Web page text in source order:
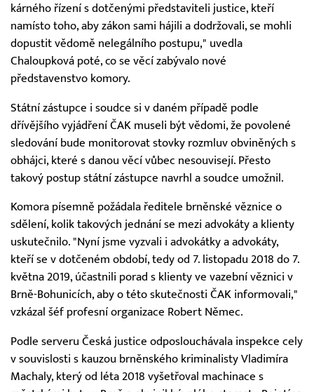
kárného řízení s dotčenými představiteli justice, kteří
namísto toho, aby zákon sami hájili a dodržovali, se mohli
dopustit vědomě nelegálního postupu," uvedla
Chaloupková poté, co se věcí zabývalo nové
představenstvo komory.
Státní zástupce i soudce si v daném případě podle
dřívějšího vyjádření ČAK museli být vědomi, že povolené
sledování bude monitorovat stovky rozmluv obviněných s
obhájci, které s danou věcí vůbec nesouvisejí. Přesto
takový postup státní zástupce navrhl a soudce umožnil.
Komora písemně požádala ředitele brněnské věznice o
sdělení, kolik takových jednání se mezi advokáty a klienty
uskutečnilo. "Nyní jsme vyzvali i advokátky a advokáty,
kteří se v dotčeném období, tedy od 7. listopadu 2018 do 7.
května 2019, účastnili porad s klienty ve vazební věznici v
Brně-Bohunicích, aby o této skutečnosti ČAK informovali,"
vzkázal šéf profesní organizace Robert Němec.
Podle serveru Česká justice odposlouchávala inspekce cely
v souvislosti s kauzou brněnského kriminalisty Vladimíra
Machaly, který od léta 2018 vyšetřoval machinace s